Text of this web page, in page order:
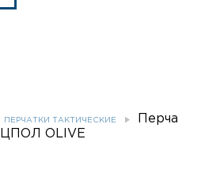
ПЕРЧАТКИ ТАКТИЧЕСКИЕ
Перча
OLIVE